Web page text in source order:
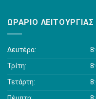
ΩΡΆΡΙΟ ΛΕΙΤΟΥΡΓΊΑΣ
Δευτέρα:
Τρίτη:
Τετάρτη: